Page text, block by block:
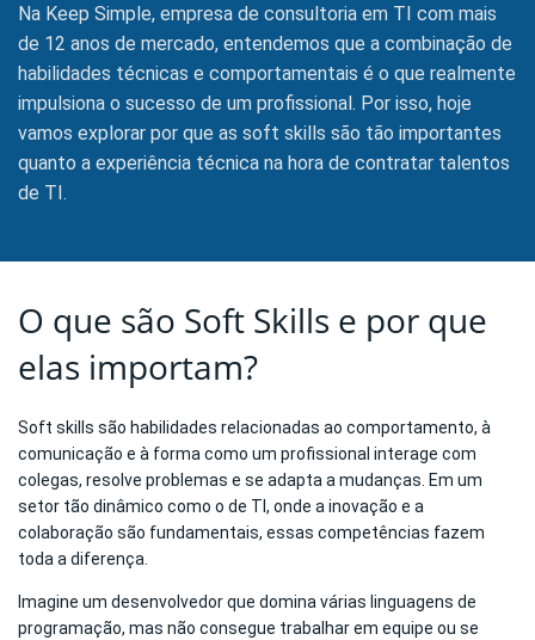
Na Keep Simple, empresa de consultoria em TI com mais
de 12 anos de mercado, entendemos que a combinação de
habilidades técnicas e comportamentais é o que realmente
impulsiona o sucesso de um profissional. Por isso, hoje
vamos explorar por que as soft skills são tão importantes
quanto a experiência técnica na hora de contratar talentos
de TI.
O que são Soft Skills e por que
elas importam?
Soft skills são habilidades relacionadas ao comportamento, à
comunicação e à forma como um profissional interage com
colegas, resolve problemas e se adapta a mudanças. Em um
setor tão dinâmico como o de TI, onde a inovação e a
colaboração são fundamentais, essas competências fazem
toda a diferença.
Imagine um desenvolvedor que domina várias linguagens de
programação, mas não consegue trabalhar em equipe ou se